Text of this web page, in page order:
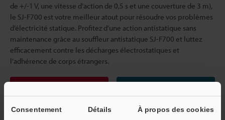
Consentement Détails À propos des cookies
de +/-1 V, une vitesse d’action de 0,5 s et une couverture de 3 m),
le SJ-F700 est votre meilleur atout pour résoudre vos problèmes
d’électricité statique. Profitez d’une action antistatique sans
maintenance grâce au souffleur antistatique SJ-F700 et luttez
efficacement contre les décharges électrostatiques et
l’adhérence de corps étrangers.